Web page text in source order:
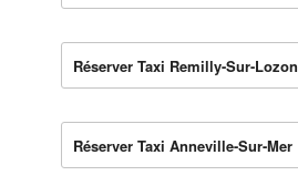
Réserver Taxi Remilly-Sur-Lozon
Réserver Taxi Anneville-Sur-Mer